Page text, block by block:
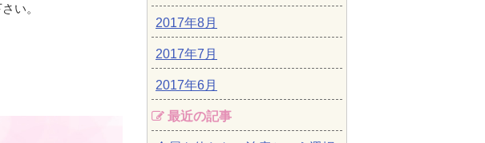
い。
2017年8月
2017年7月
2017年6月
最近の記事